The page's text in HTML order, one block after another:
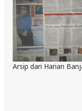
Arsip dari Harian